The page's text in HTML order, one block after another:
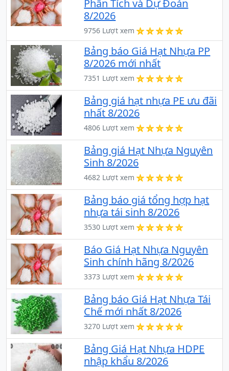
Phân Tích và Dự Đoán
8/2026
9756 Lượt xem
Bảng báo Giá Hạt Nhựa PP
8/2026 mới nhất
7351 Lượt xem
Bảng giá hạt nhựa PE ưu đãi
nhất 8/2026
4806 Lượt xem
Bảng giá Hạt Nhựa Nguyên
Sinh 8/2026
4682 Lượt xem
Bảng báo giá tổng hợp hạt
nhựa tái sinh 8/2026
3530 Lượt xem
Báo Giá Hạt Nhựa Nguyên
Sinh chính hãng 8/2026
3373 Lượt xem
Bảng báo Giá Hạt Nhựa Tái
Chế mới nhất 8/2026
3270 Lượt xem
Bảng Giá Hạt Nhựa HDPE
nhập khẩu 8/2026